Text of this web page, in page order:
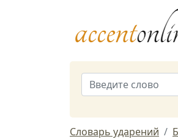
Словарь ударений Б